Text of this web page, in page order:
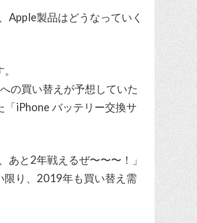
Apple製品はどうなっていく
の買い替えが予想していた
iPhone バッテリー交換サ
と2年戦えるぜ〜〜〜！」
限り、2019年も買い替え需